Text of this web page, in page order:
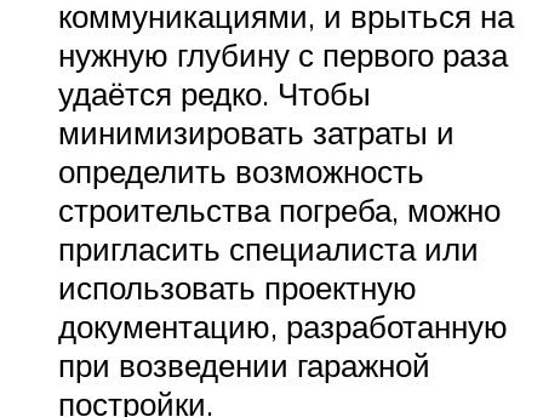
коммуникациями, и врыться на
нужную глубину с первого раза
удаётся редко. Чтобы
минимизировать затраты и
определить возможность
строительства погреба, можно
пригласить специалиста или
использовать проектную
документацию, разработанную
при возведении гаражной
постройки.